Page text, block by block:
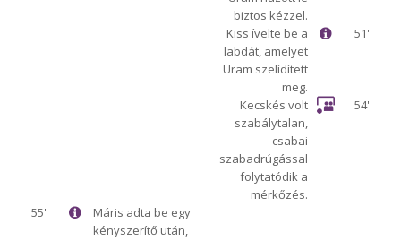
biztos kézzel.
51'
Kiss ívelte be a
labdát, amelyet
Uram szelídített
meg.
54'
Kecskés volt
szabálytalan,
csabai
szabadrúgással
folytatódik a
mérkőzés.
55'
Máris adta be egy
kényszerítő után,